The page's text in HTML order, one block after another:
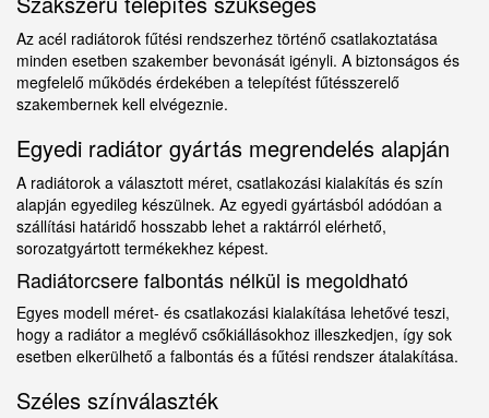
Az acél radiátorok fűtési rendszerhez történő csatlakoztatása
minden esetben szakember bevonását igényli. A biztonságos és
megfelelő működés érdekében a telepítést fűtésszerelő
szakembernek kell elvégeznie.
Egyedi radiátor gyártás megrendelés alapján
A radiátorok a választott méret, csatlakozási kialakítás és szín
alapján egyedileg készülnek. Az egyedi gyártásból adódóan a
szállítási határidő hosszabb lehet a raktárról elérhető,
sorozatgyártott termékekhez képest.
Radiátorcsere falbontás nélkül is megoldható
Egyes modell méret- és csatlakozási kialakítása lehetővé teszi,
hogy a radiátor a meglévő csőkiállásokhoz illeszkedjen, így sok
esetben elkerülhető a falbontás és a fűtési rendszer átalakítása.
Széles színválaszték